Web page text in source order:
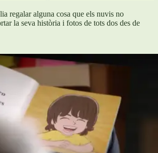
regalar alguna cosa que els nuvis no
la seva història i fotos de tots dos des de